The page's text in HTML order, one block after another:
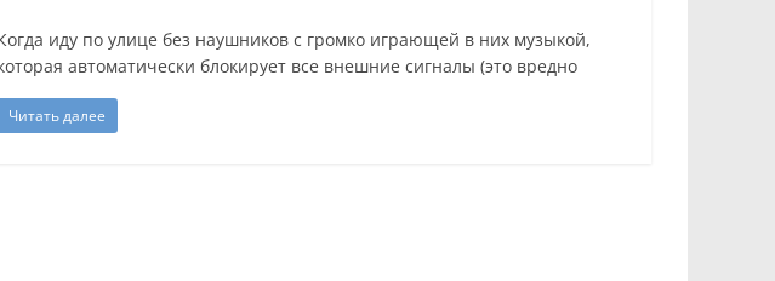
иду по улице без наушников с громко играющей в них музыкой,
автоматически блокирует все внешние сигналы (это вредно
Читать далее